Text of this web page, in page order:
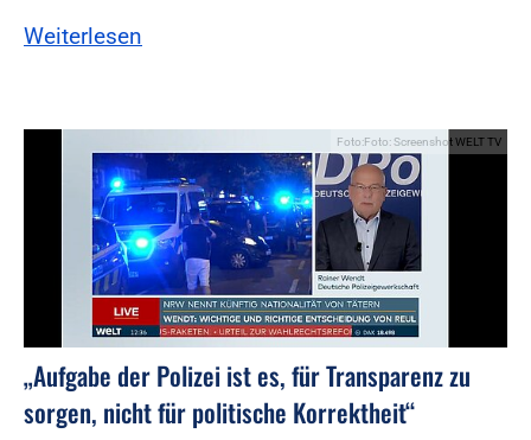
Weiterlesen
Foto:Foto: Screenshot WELT TV
„Aufgabe der Polizei ist es, für Transparenz zu
sorgen, nicht für politische Korrektheit“